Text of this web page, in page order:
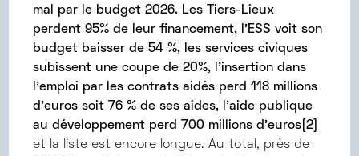
mal par le budget 2026. Les Tiers-Lieux
perdent 95% de leur financement, l’ESS voit son
budget baisser de 54 %, les services civiques
subissent une coupe de 20%, l’insertion dans
l’emploi par les contrats aidés perd 118 millions
d’euros soit 76 % de ses aides, l’aide publique
au développement perd 700 millions d’euros[2]
et la liste est encore longue. Au total, près de